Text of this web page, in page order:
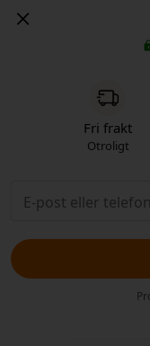
Fri frakt
Otroligt